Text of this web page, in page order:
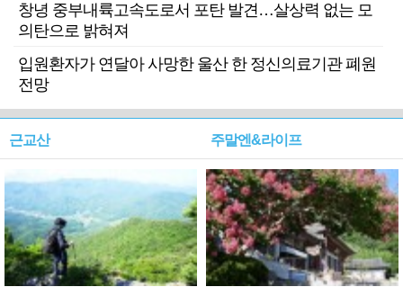
창녕 중부내륙고속도로서 포탄 발견…살상력 없는 모
의탄으로 밝혀져
입원환자가 연달아 사망한 울산 한 정신의료기관 폐원
전망
근교산 주말엔&라이프